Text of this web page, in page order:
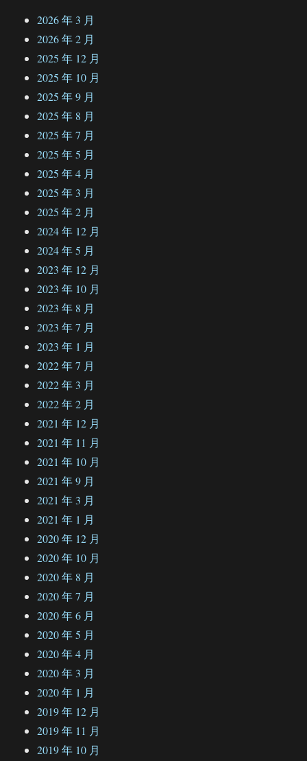
2026 年 3 月
2026 年 2 月
2025 年 12 月
2025 年 10 月
2025 年 9 月
2025 年 8 月
2025 年 7 月
2025 年 5 月
2025 年 4 月
2025 年 3 月
2025 年 2 月
2024 年 12 月
2024 年 5 月
2023 年 12 月
2023 年 10 月
2023 年 8 月
2023 年 7 月
2023 年 1 月
2022 年 7 月
2022 年 3 月
2022 年 2 月
2021 年 12 月
2021 年 11 月
2021 年 10 月
2021 年 9 月
2021 年 3 月
2021 年 1 月
2020 年 12 月
2020 年 10 月
2020 年 8 月
2020 年 7 月
2020 年 6 月
2020 年 5 月
2020 年 4 月
2020 年 3 月
2020 年 1 月
2019 年 12 月
2019 年 11 月
2019 年 10 月